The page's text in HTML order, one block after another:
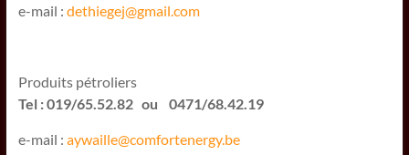
e-mail : dethiegej@gmail.com
Produits pétroliers
Tel : 019/65.52.82 ou 0471/68.42.19
e-mail : aywaille@comfortenergy.be